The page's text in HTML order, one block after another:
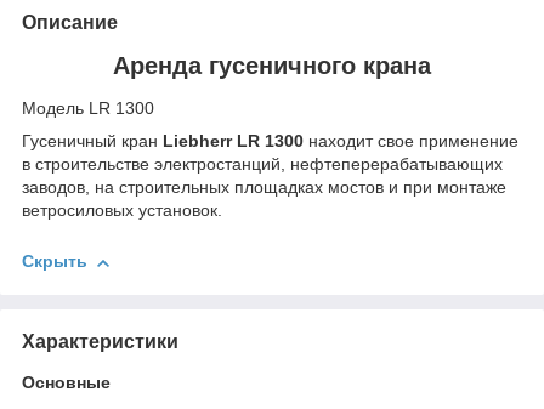
Описание
Аренда гусеничного крана
Модель LR 1300
Гусеничный кран Liebherr LR 1300 находит свое применение
в строительстве электростанций, нефтеперерабатывающих
заводов, на строительных площадках мостов и при монтаже
ветросиловых установок.
Скрыть
Характеристики
Основные